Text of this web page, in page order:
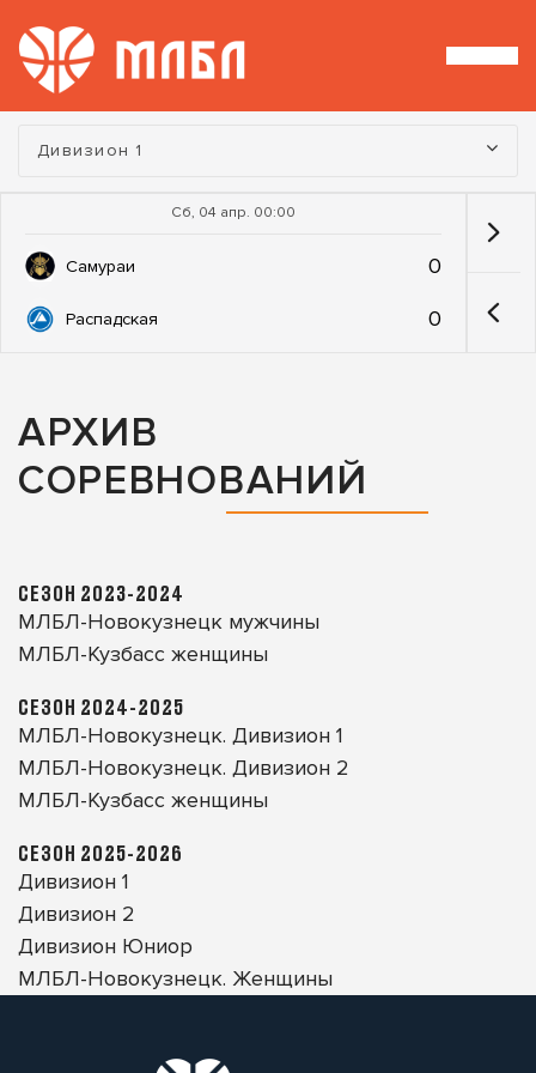
Турнир:
Дивизион 1
Сб, 04 апр. 00:00
Самураи 0
Распадская 0
АРХИВ
СОРЕВНОВАНИЙ
СЕЗОН 2023-2024
МЛБЛ-Новокузнецк мужчины
МЛБЛ-Кузбасс женщины
СЕЗОН 2024-2025
МЛБЛ-Новокузнецк. Дивизион 1
МЛБЛ-Новокузнецк. Дивизион 2
МЛБЛ-Кузбасс женщины
СЕЗОН 2025-2026
Дивизион 1
Дивизион 2
Дивизион Юниор
МЛБЛ-Новокузнецк. Женщины